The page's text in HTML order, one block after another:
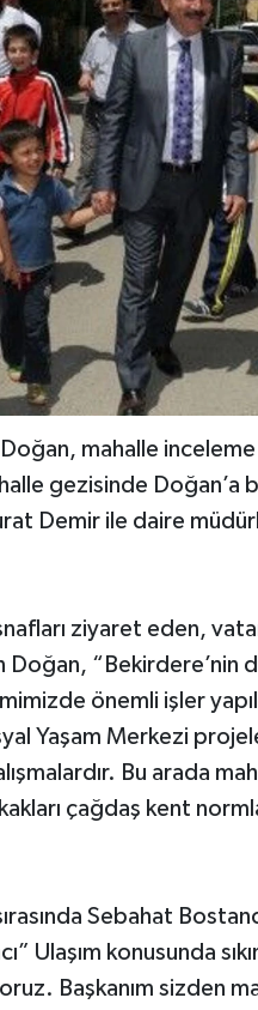
mahalle
gezisinde Doğan’a
Demir ile daire
ziyaret eden,
Doğan, “Bekirdere’nin
önemli işler
Yaşam Merkezi
Bu arada
çağdaş kent
Sebahat
Ulaşım konusunda
Başkanım sizden